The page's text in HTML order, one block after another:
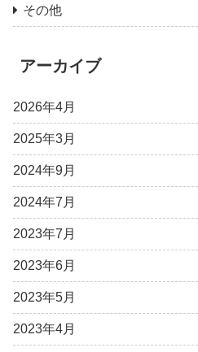
その他
アーカイブ
2026年4月
2025年3月
2024年9月
2024年7月
2023年7月
2023年6月
2023年5月
2023年4月